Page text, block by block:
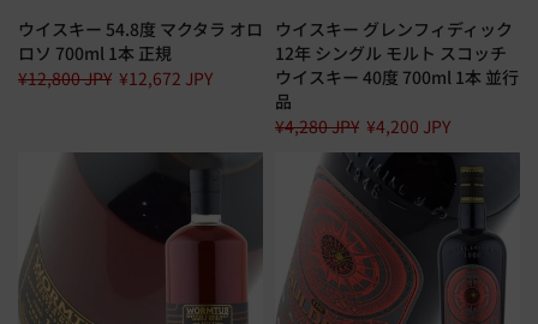
ウイスキー 54.8度 マクタラ オロ
ロソ 700ml 1本 正規
¥12,800 JPY ¥12,672 JPY
ウイスキー グレンフィディック
12年 シングル モルト スコッチ
ウイスキー 40度 700ml 1本 並行
品
¥4,280 JPY ¥4,200 JPY